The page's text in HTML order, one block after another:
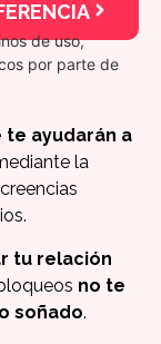
de uso,
por parte de
te ayudarán a
la
tu relación
no te
soñado.